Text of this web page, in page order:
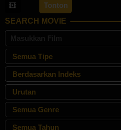
22
Sep
2023
Lakshmi
Ramakrishnan
Tonton
SEARCH MOVIE